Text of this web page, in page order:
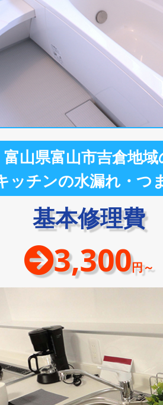
富山県富山市吉倉地域
ッチンの水漏れ・つ
基本修理費
3,300円～